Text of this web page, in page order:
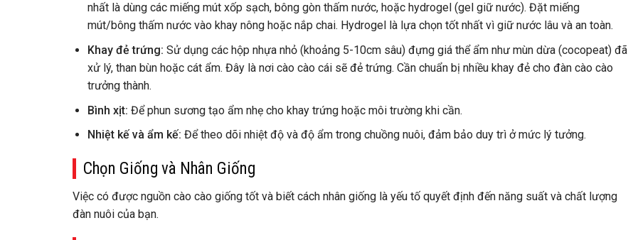
nhất là dùng các miếng mút xốp sạch, bông gòn thấm nước, hoặc hydrogel (gel giữ nước). Đặt miếng
mút/bông thấm nước vào khay nông hoặc nắp chai. Hydrogel là lựa chọn tốt nhất vì giữ nước lâu và an toàn.
Khay đẻ trứng: Sử dụng các hộp nhựa nhỏ (khoảng 5-10cm sâu) đựng giá thể ẩm như mùn dừa (cocopeat) đã
xử lý, than bùn hoặc cát ẩm. Đây là nơi cào cào cái sẽ đẻ trứng. Cần chuẩn bị nhiều khay đẻ cho đàn cào cào
trưởng thành.
Bình xịt: Để phun sương tạo ẩm nhẹ cho khay trứng hoặc môi trường khi cần.
Nhiệt kế và ẩm kế: Để theo dõi nhiệt độ và độ ẩm trong chuồng nuôi, đảm bảo duy trì ở mức lý tưởng.
Chọn Giống và Nhân Giống
Việc có được nguồn cào cào giống tốt và biết cách nhân giống là yếu tố quyết định đến năng suất và chất lượng
đàn nuôi của bạn.